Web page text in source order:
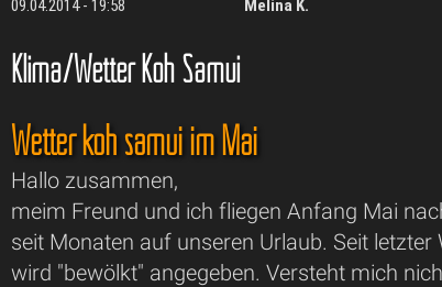
09.04.2014 - 19:58 Melina K.
Klima/Wetter Koh Samui
Wetter koh samui im Mai
Hallo zusammen,
meim Freund und ich fliegen Anfang Mai
seit Monaten auf unseren Urlaub. Seit
wird "bewölkt" angegeben. Versteht mich